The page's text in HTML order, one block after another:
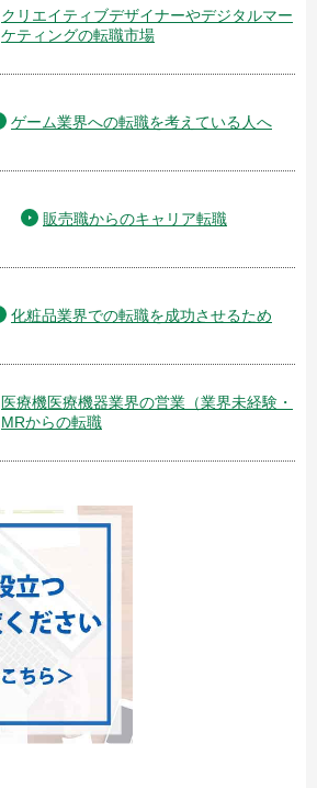
クリエイティブデザイナーやデジタルマー
ケティングの転職市場
ゲーム業界への転職を考えている人へ
販売職からのキャリア転職
化粧品業界での転職を成功させるため
医療機医療機器業界の営業（業界未経験・
MRからの転職